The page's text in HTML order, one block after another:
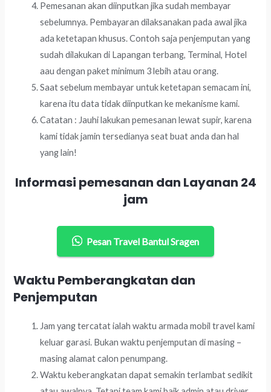
Pemesanan akan diinputkan jika sudah membayar
sebelumnya. Pembayaran dilaksanakan pada awal jika
ada ketetapan khusus. Contoh saja penjemputan yang
sudah dilakukan di Lapangan terbang, Terminal, Hotel
aau dengan paket minimum 3 lebih atau orang.
Saat sebelum membayar untuk ketetapan semacam ini,
karena itu data tidak diinputkan ke mekanisme kami.
Catatan : Jauhi lakukan pemesanan lewat supir, karena
kami tidak jamin tersedianya seat buat anda dan hal
yang lain!
Informasi pemesanan dan Layanan 24
jam
Pesan Travel Bantul Sragen
Waktu Pemberangkatan dan
Penjemputan
Jam yang tercatat ialah waktu armada mobil travel kami
keluar garasi. Bukan waktu penjemputan di masing –
masing alamat calon penumpang.
Waktu keberangkatan dapat semakin terlambat sedikit